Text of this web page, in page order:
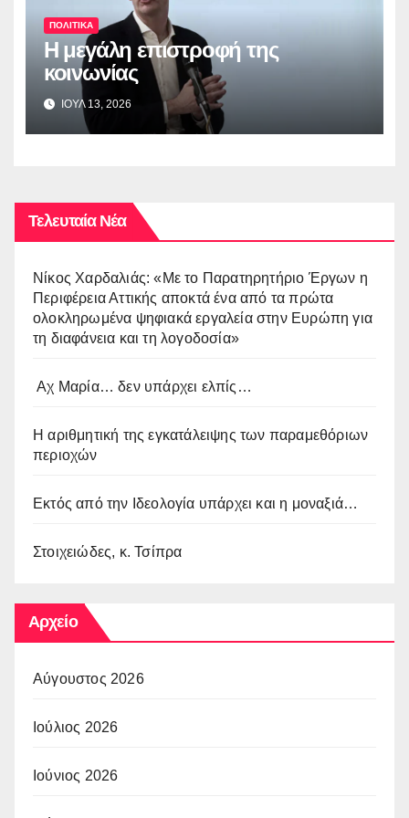
ΠΟΛΙΤΙΚΑ
Η μεγάλη επιστροφή της
κοινωνίας
ΙΟΥΛ 13, 2026
Τελευταία Νέα
Νίκος Χαρδαλιάς: «Με το Παρατηρητήριο Έργων η
Περιφέρεια Αττικής αποκτά ένα από τα πρώτα
ολοκληρωμένα ψηφιακά εργαλεία στην Ευρώπη για
τη διαφάνεια και τη λογοδοσία»
Αχ Μαρία… δεν υπάρχει ελπίς…
Η αριθμητική της εγκατάλειψης των παραμεθόριων
περιοχών
Εκτός από την Ιδεολογία υπάρχει και η μοναξιά…
Στοιχειώδες, κ. Τσίπρα
Αρχείο
Αύγουστος 2026
Ιούλιος 2026
Ιούνιος 2026